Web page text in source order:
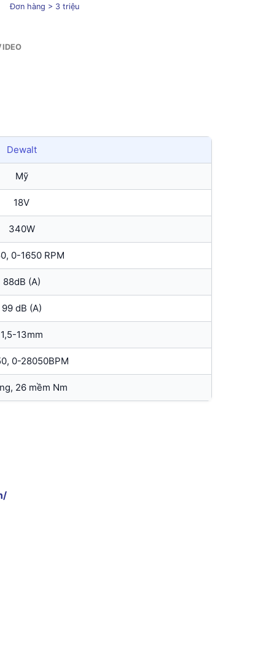
Đơn hàng > 3 triệu
Dewalt
Mỹ
18V
340W
0-1650 RPM
88dB (A)
99 dB (A)
1,5-13mm
0-28050BPM
26 mềm Nm